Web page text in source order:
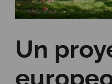
Un